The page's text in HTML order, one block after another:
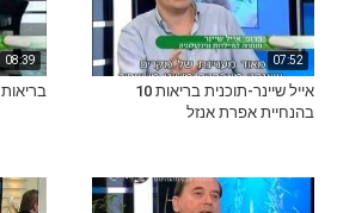
07:52
אייל שיינר-תוכנית בריאות 10
בהנחיית אפרת אנזל
08:39
בריאות 10 דצמבר 2010